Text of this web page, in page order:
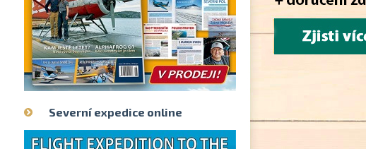
Severní expedice online